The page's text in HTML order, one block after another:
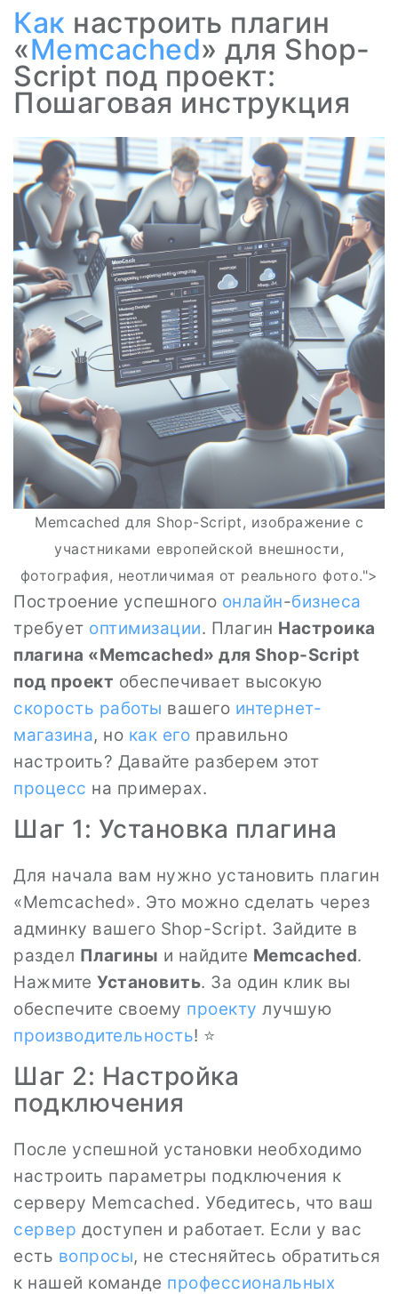
Как настроить плагин
«Memcached» для Shop-
Script под проект:
Пошаговая инструкция
Memcached для Shop-Script, изображение с
участниками европейской внешности,
фотография, неотличимая от реального фото.">
Построение успешного онлайн-бизнеса
требует оптимизации. Плагин Настроика
плагина «Memcached» для Shop-Script
под проект обеспечивает высокую
скорость работы вашего интернет-
магазина, но как его правильно
настроить? Давайте разберем этот
процесс на примерах.
Шаг 1: Установка плагина
Для начала вам нужно установить плагин
«Memcached». Это можно сделать через
админку вашего Shop-Script. Зайдите в
раздел Плагины и найдите Memcached.
Нажмите Установить. За один клик вы
обеспечите своему проекту лучшую
производительность! ⭐
Шаг 2: Настройка
подключения
После успешной установки необходимо
настроить параметры подключения к
серверу Memcached. Убедитесь, что ваш
сервер доступен и работает. Если у вас
есть вопросы, не стесняйтесь обратиться
к нашей команде профессиональных